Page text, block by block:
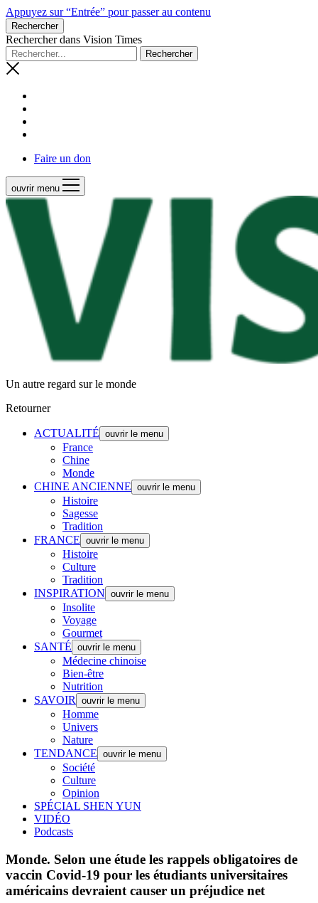
Appuyez sur “Entrée” pour passer au contenu
Rechercher
Rechercher dans Vision Times
Faire un don
ouvrir menu
Un autre regard sur le monde
Retourner
ACTUALITÉ ouvrir le menu
France
Chine
Monde
CHINE ANCIENNE ouvrir le menu
Histoire
Sagesse
Tradition
FRANCE ouvrir le menu
Histoire
Culture
Tradition
INSPIRATION ouvrir le menu
Insolite
Voyage
Gourmet
SANTÉ ouvrir le menu
Médecine chinoise
Bien-être
Nutrition
SAVOIR
ouvrir le menu
Homme
Univers
Nature
TENDANCE ouvrir le menu
Société
Culture
Opinion
SPÉCIAL SHEN YUN
VIDÉO
Podcasts
Monde. Selon une étude les rappels obligatoires de
vaccin Covid-19 pour les étudiants universitaires
américains devraient causer un préjudice net